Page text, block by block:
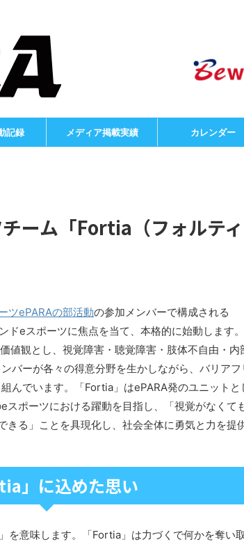
記録 メディア掲載実績 カレンダー
ーム「Fortia（フォルティ
ツePARAの部活動の参加メンバーで構成される
ドeスポーツに焦点を当て、本格的に始動します。
値観とし、視覚障害・聴覚障害・肢体不自由・内
バーが各々の得意分野を生かしながら、バリアフ
んでいます。「Fortia」はePARA発のユニットと
スポーツにおける躍動を目指し、「視覚がなくて
きる」ことを具現化し、社会全体に勇気と力を提
」に込めた思い
」を意味します。「Fortia」は力づくで何かを奪い